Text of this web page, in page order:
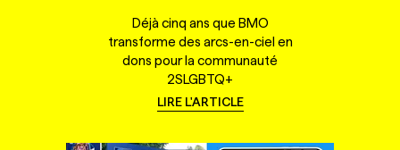
Déjà cinq ans que BMO
transforme des arcs-en-ciel en
dons pour la communauté
2SLGBTQ+
LIRE L'ARTICLE